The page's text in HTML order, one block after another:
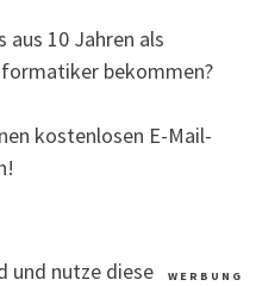
aus 10 Jahren als
bekommen?
kostenlosen E-Mail-
W E R B U N G
und nutze diese